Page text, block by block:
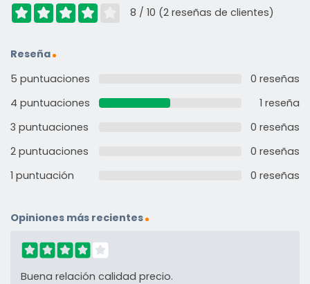
8 / 10 (2 reseñas de clientes)
Reseña
5 puntuaciones
0 reseñas
4 puntuaciones
1 reseña
3 puntuaciones
0 reseñas
2 puntuaciones
0 reseñas
1 puntuación
0 reseñas
Opiniones más recientes
Buena relación calidad precio.